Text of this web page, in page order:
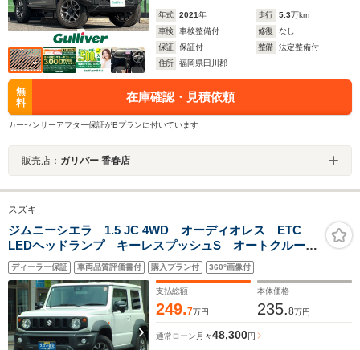
年式 2021年 走行 5.3万km
車検
車検整備付 修復
なし
保証
保証付 整備
法定整備付
住所
福岡県田川郡
無
料
在庫確認・見積依頼
カーセンサーアフター保証がBプランに付いています
販売店： ガリバー 香春店
スズキ
ジムニーシエラ 1.5 JC 4WD オーディオレス ETC
LEDヘッドランプ キーレスプッシュS オートクルーズ
コントロール オーディオスイッチ 衝突被害軽減ブレ
ーキ SRSサイドエアバッグ SRSカーテンエアバッ
グ シートヒーター
ディーラー保証 車両品質評価書付 購入プラン付 360°画像付
支払総額
249.7万円
本体価格
235.8万円
通常ローン 月々48,300円